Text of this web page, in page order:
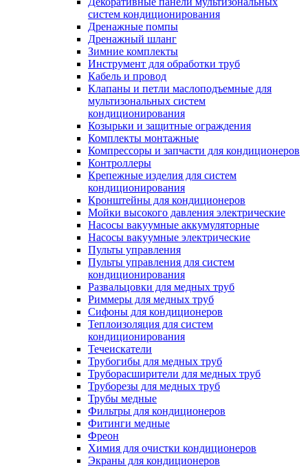
систем кондиционирования
Дренажные помпы
Дренажный шланг
Зимние комплекты
Инструмент для обработки труб
Кабель и провод
Клапаны и петли маслоподъемные для
мультизональных систем
кондиционирования
Козырьки и защитные ограждения
Комплекты монтажные
Компрессоры и запчасти для кондиционеров
Контроллеры
Крепежные изделия для систем
кондиционирования
Кронштейны для кондиционеров
Мойки высокого давления электрические
Насосы вакуумные аккумуляторные
Насосы вакуумные электрические
Пульты управления
Пульты управления для систем
кондиционирования
Развальцовки для медных труб
Риммеры для медных труб
Сифоны для кондиционеров
Теплоизоляция для систем
кондиционирования
Течеискатели
Трубогибы для медных труб
Труборасширители для медных труб
Труборезы для медных труб
Трубы медные
Фильтры для кондиционеров
Фитинги медные
Фреон
Химия для очистки кондиционеров
Экраны для кондиционеров